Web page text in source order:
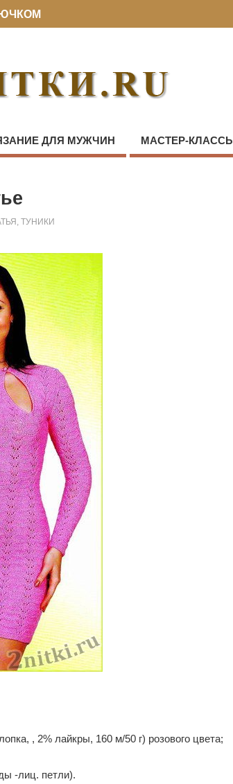
ДЛЯ МУЖЧИН МАСТЕР-КЛАССЫ
ТУНИКИ
, 2% лайкры, 160 м/50 г) розового цвета;
-лиц. петли).